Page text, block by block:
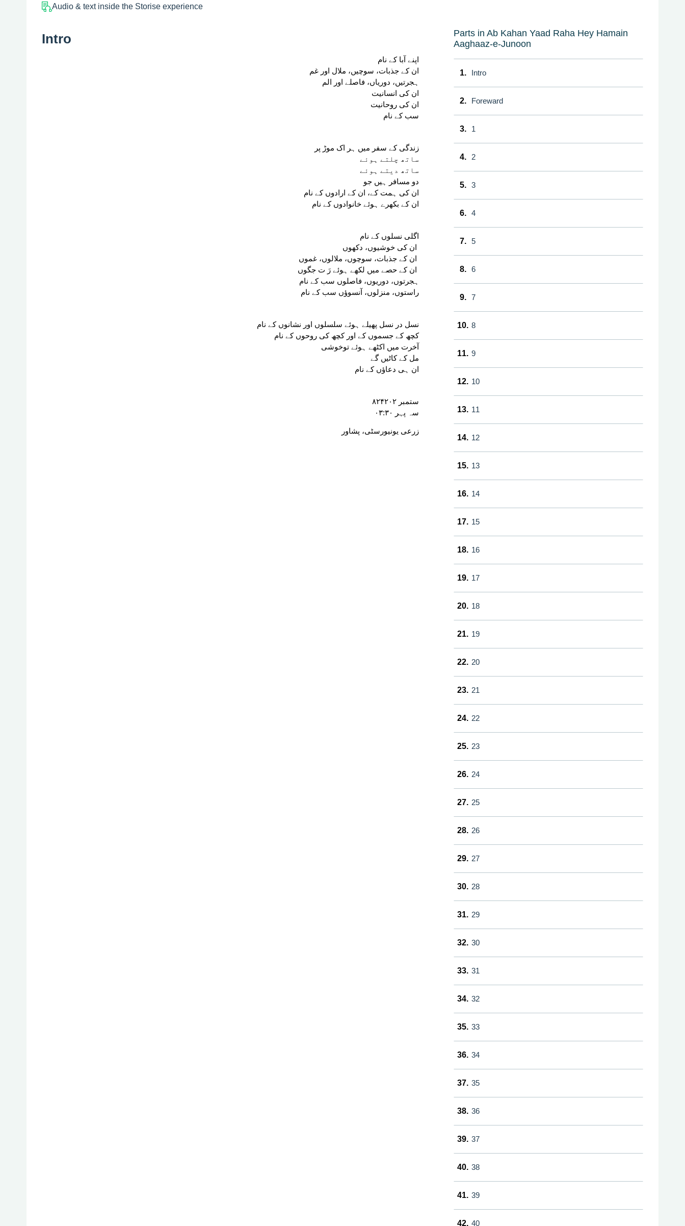
Audio & text inside the Storise experience
Intro
اپنے آبا کے نام
ان کے جذبات، سوچیں، ملال اور غم
ہجرتیں، دوریاں، فاصلے اور الم
ان کی انسانیت
ان کی روحانیت
سب کے نام
زندگی کے سفر میں ہر اک موڑ پر
ساتھ چلتے ہوئے
ساتھ دیتے ہوئے
دو مسافر ہیں جو
ان کی ہمت کے، ان کے ارادوں کے نام
ان کے بکھرے ہوئے خانوادوں کے نام
اگلی نسلوں کے نام
ہجرتوں، دوریوں، فاصلوں سب کے نام
راستوں، منزلوں، آنسوؤں سب کے نام
نسل در نسل پھیلے ہوئے سلسلوں اور نشانوں کے نام
کچھ کے جسموں کے اور کچھ کی روحوں کے نام
آخرت میں اکٹھے ہوئے توخوشی
مل کے کاٹیں گے
ان ہی دعاؤں کے نام
۸۲ستمبر ۴۲۰۲
سہ پہر ۰۳:۳۰
زرعی یونیورسٹی، پشاور
Parts in Ab Kahan Yaad Raha Hey Hamain
Aaghaaz-e-Junoon
1. Intro
2. Foreward
3. 1
4. 2
5. 3
6. 4
7. 5
8. 6
9. 7
10. 8
11. 9
12. 10
13. 11
14. 12
15. 13
16. 14
17. 15
18. 16
19. 17
20. 18
21. 19
22. 20
23. 21
24. 22
25. 23
26. 24
27. 25
28. 26
29. 27
30. 28
31. 29
32. 30
33. 31
34. 32
35. 33
36. 34
37. 35
38. 36
39. 37
40. 38
41. 39
42. 40